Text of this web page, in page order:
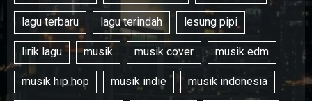
lagu terbaru lagu terindah lesung pipi
lirik lagu musik musik cover musik edm
musik hip hop musik indie musik indonesia